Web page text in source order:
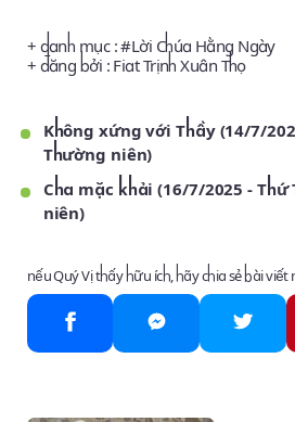
+ danh mục : #Lời Chúa Hằng Ngày
+ đăng bởi : Fiat Trịnh Xuân Thọ
Không xứng với Thầy (14/7/
Thường niên)
Cha mặc khải (16/7/2025 -
niên)
nếu Quý Vị thấy hữu ích, hãy chia sẻ bài viết